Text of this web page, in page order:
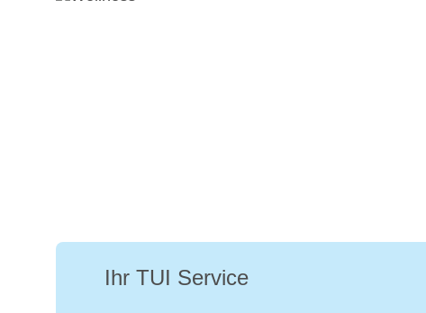
Ihr TUI Service